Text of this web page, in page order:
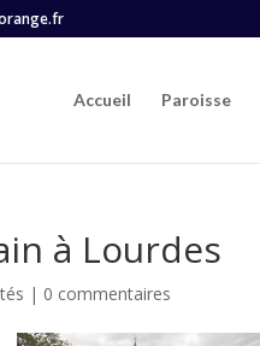
Accueil Paroisse
à Lourdes
| 0 commentaires